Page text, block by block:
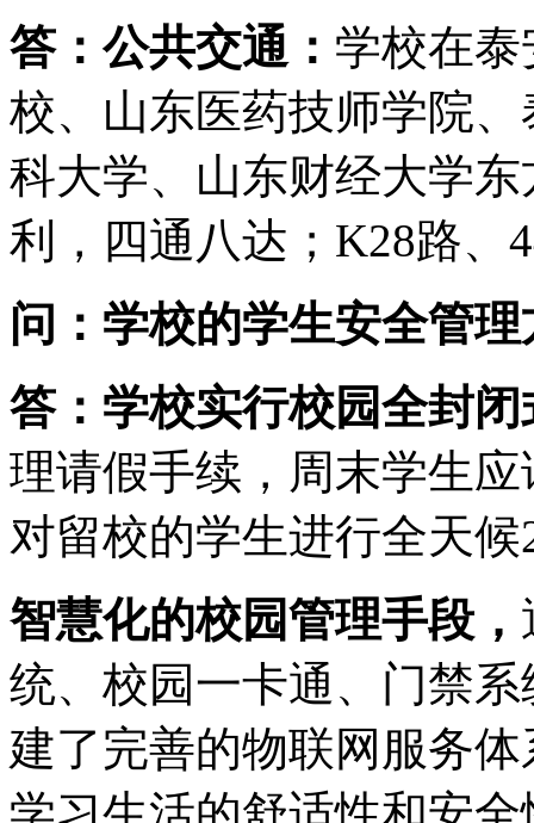
答：公共交通： 学校在
校、山东医药技师学院
科大学、山东财经大学
利，四通八达；K28路、
问：学校的学生安全管
答：学校实行校园全封闭
理请假手续，周末学生
对留校的学生进行全天
智慧化的校园管理手段，
统、校园一卡通、门禁
建了完善的物联网服务
学习生活的舒适性和安